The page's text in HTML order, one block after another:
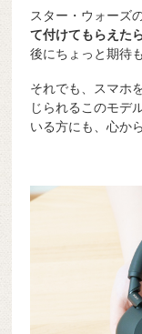
スター・ウォーズ
て付けてもらえた
後にちょっと期待
それでも、スマホ
じられるこのモデ
いる方にも、心か